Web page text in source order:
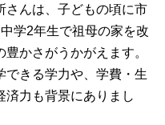
さんは、子どもの頃に市
学2年生で祖母の家を改
かさがうかがえます。
できる学力や、学費・生
済力も背景にありまし